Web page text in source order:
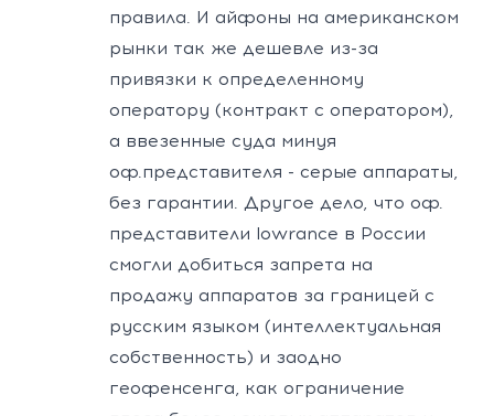
правила. И айфоны на американском
рынки так же дешевле из-за
привязки к определенному
оператору (контракт с оператором),
а ввезенные суда минуя
оф.представителя - серые аппараты,
без гарантии. Другое дело, что оф.
представители lowrance в России
смогли добиться запрета на
продажу аппаратов за границей с
русским языком (интеллектуальная
собственность) и заодно
геофенсенга, как ограничение